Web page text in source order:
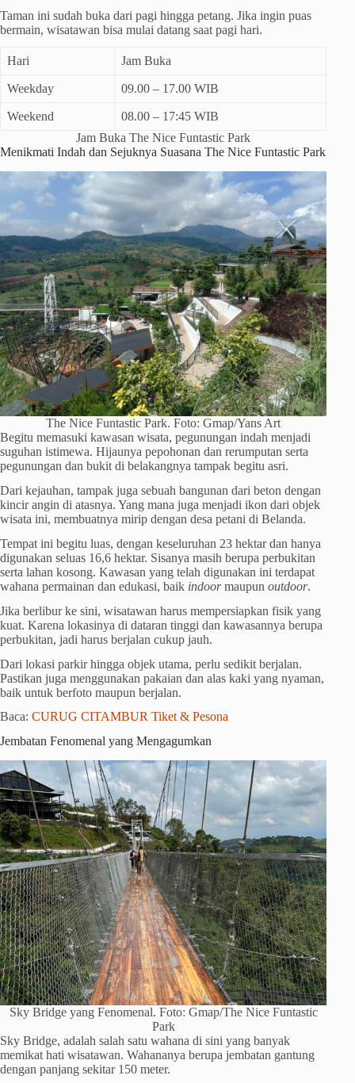
Taman ini sudah buka dari pagi hingga petang. Jika ingin puas
bermain, wisatawan bisa mulai datang saat pagi hari.
Hari Jam Buka
Weekday 09.00 – 17.00 WIB
Weekend
08.00 – 17:45 WIB
Jam Buka The Nice Funtastic Park
Menikmati Indah dan Sejuknya Suasana The Nice Funtastic Park
The Nice Funtastic Park. Foto: Gmap/Yans Art
Begitu memasuki kawasan wisata, pegunungan indah menjadi
suguhan istimewa. Hijaunya pepohonan dan rerumputan serta
pegunungan dan bukit di belakangnya tampak begitu asri.
Dari kejauhan, tampak juga sebuah bangunan dari beton dengan
kincir angin di atasnya. Yang mana juga menjadi ikon dari objek
wisata ini, membuatnya mirip dengan desa petani di Belanda.
Tempat ini begitu luas, dengan keseluruhan 23 hektar dan hanya
digunakan seluas 16,6 hektar. Sisanya masih berupa perbukitan
serta lahan kosong. Kawasan yang telah digunakan ini terdapat
wahana permainan dan edukasi, baik indoormaupun outdoor.
Jika berlibur ke sini, wisatawan harus mempersiapkan fisik yang
kuat. Karena lokasinya di dataran tinggi dan kawasannya berupa
perbukitan, jadi harus berjalan cukup jauh.
Dari lokasi parkir hingga objek utama, perlu sedikit berjalan.
Pastikan juga menggunakan pakaian dan alas kaki yang nyaman,
baik untuk berfoto maupun berjalan.
Baca: CURUG CITAMBUR Tiket & Pesona
Jembatan Fenomenal yang Mengagumkan
Sky Bridge yang Fenomenal. Foto: Gmap/The Nice Funtastic
Park
Sky Bridge, adalah salah satu wahana di sini yang banyak
memikat hati wisatawan. Wahananya berupa jembatan gantung
dengan panjang sekitar 150 meter.